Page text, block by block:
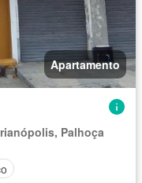
Apartamento
Palhoça